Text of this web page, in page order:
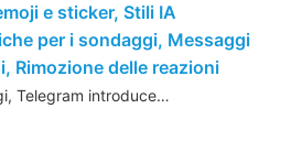
e sticker, Stili IA
per i sondaggi, Messaggi
Rimozione delle reazioni
Telegram introduce…